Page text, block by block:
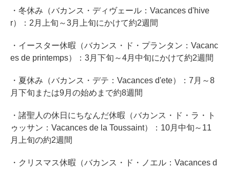
・冬休み（バカンス・ディヴェール：Vacances d'hive
r）：2月上旬～3月上旬にかけて約2週間
・イースター休暇（バカンス・ド・プランタン：Vacanc
es de printemps）：3月下旬～4月中旬にかけて約2週間
・夏休み（バカンス・デテ：Vacances d'ete）：7月～8
月下旬または9月の始めまで約8週間
・諸聖人の休日にちなんだ休暇（バカンス・ド・ラ・ト
ゥッサン：Vacances de la Toussaint）：10月中旬～11
月上旬の約2週間
・クリスマス休暇（バカンス・ド・ノエル：Vacances d